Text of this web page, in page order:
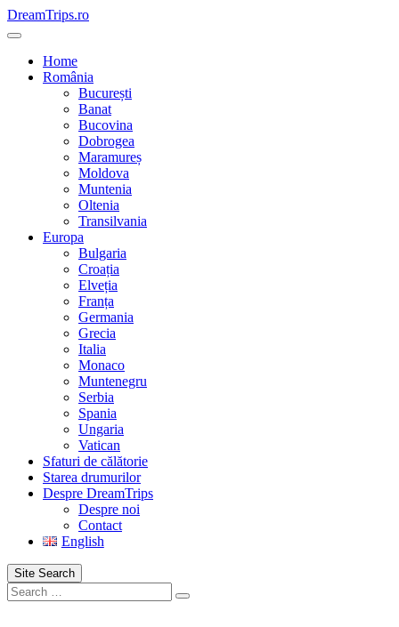
Skip
to
DreamTrips.ro
Home
România
București
Banat
Bucovina
Dobrogea
Maramureș
Moldova
Muntenia
Oltenia
Transilvania
Europa
Bulgaria
Croația
Elveția
Franța
Germania
Grecia
Italia
Monaco
Muntenegru
Serbia
Spania
Ungaria
Vatican
Sfaturi de călătorie
Starea drumurilor
Despre DreamTrips
Despre noi
Contact
English
Site Search
Search